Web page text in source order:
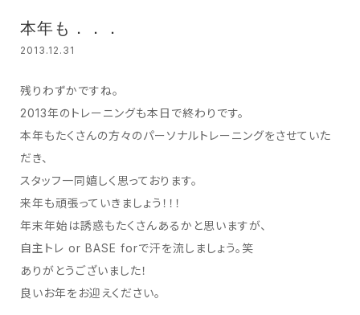
本年も．．．
2013.12.31
残りわずかですね。
2013年のトレーニングも本日で終わりです。
本年もたくさんの方々のパーソナルトレーニングをさせていた
だき、
スタッフ一同嬉しく思っております。
来年も頑張っていきましょう！！！
年末年始は誘惑もたくさんあるかと思いますが、
自主トレ or BASE forで汗を流しましょう。笑
ありがとうございました！
良いお年をお迎えください。